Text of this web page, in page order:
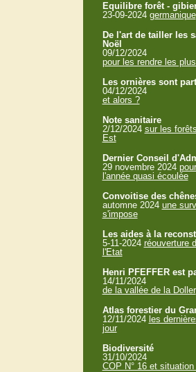
Equilibre forêt -
23-09-2024 germanique
De l'art de tailler les
Noël
09/12/2024
pour les rendre les
Les ornières sont
04/12/2024
et alors ?
Note sanitaire
2/12/2024 sur les
Est
Dernier Conseil
29 novembre 2024
l'année quasi écoulée
Convoitise des
automne 2024 une
s'impose
Les aides à la
5-11-2024 réouverture
l'Etat
Henri PFEFFER est
14/11/2024
de la vallée de la Doller
Atlas forestier du
12/11/2024 les
jour
Biodiversité
31/10/2024
COP N° 16 et